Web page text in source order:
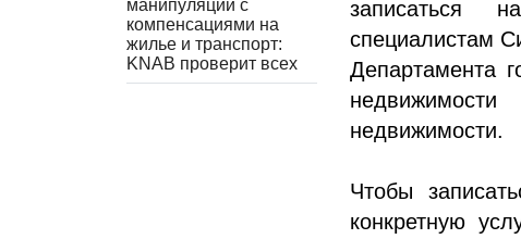
манипуляции с
компенсациями на
жилье и транспорт:
KNAB проверит всех
записаться
специалистам
Департамента
недвижимости.
Чтобы
конкретную